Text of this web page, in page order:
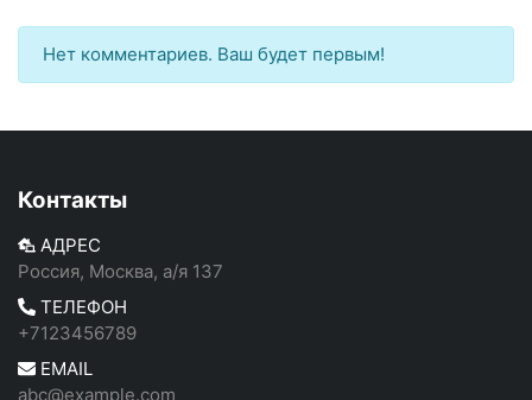
Нет комментариев. Ваш будет первым!
Контакты
АДРЕС
Россия, Москва, а/я 137
ТЕЛЕФОН
+7123456789
EMAIL
abc@example.com